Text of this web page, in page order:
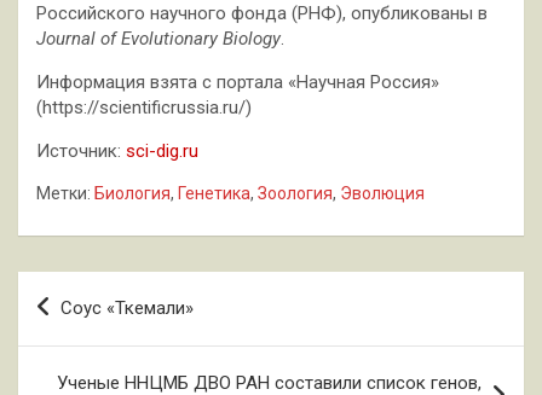
Российского научного фонда (РНФ), опубликованы в
Journal of Evolutionary Biology.
Информация взята с портала «Научная Россия»
(https://scientificrussia.ru/)
Источник: sci-dig.ru
Метки: Биология, Генетика, Зоология, Эволюция
Навигация
записям
Соус «Ткемали»
Ученые ННЦМБ ДВО РАН составили список генов,